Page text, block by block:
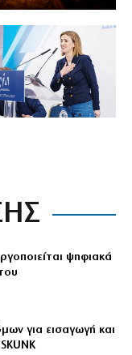
ψηφιακά
για εισαγωγή και